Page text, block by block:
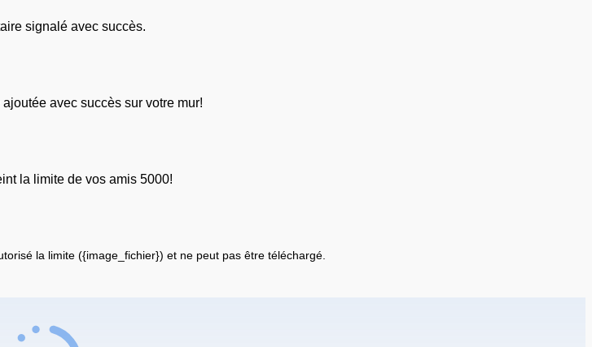
signalé avec succès.
avec succès sur votre mur!
la limite de vos amis 5000!
la limite ({image_fichier}) et ne peut pas être téléchargé.